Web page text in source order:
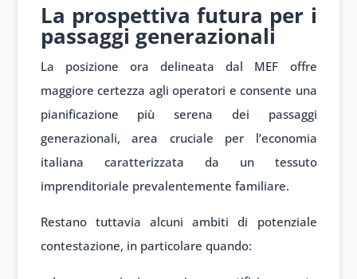
La prospettiva futura per i
passaggi generazionali
La posizione ora delineata dal MEF offre
maggiore certezza agli operatori e consente una
pianificazione più serena dei passaggi
generazionali, area cruciale per l’economia
italiana caratterizzata da un tessuto
imprenditoriale prevalentemente familiare.
Restano tuttavia alcuni ambiti di potenziale
contestazione, in particolare quando: